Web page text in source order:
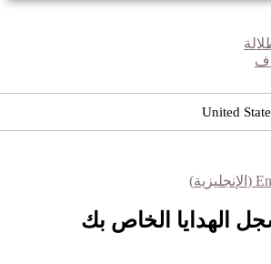
United
( الإنجليزية)
الهدايا الخاص بك